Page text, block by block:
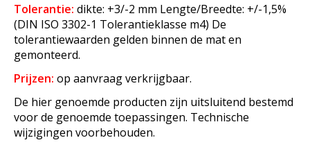
Tolerantie: dikte: +3/-2 mm Lengte/Breedte: +/-1,5%
(DIN ISO 3302-1 Tolerantieklasse m4) De
tolerantiewaarden gelden binnen de mat en
gemonteerd.
Prijzen: op aanvraag verkrijgbaar.
De hier genoemde producten zijn uitsluitend bestemd
voor de genoemde toepassingen. Technische
wijzigingen voorbehouden.